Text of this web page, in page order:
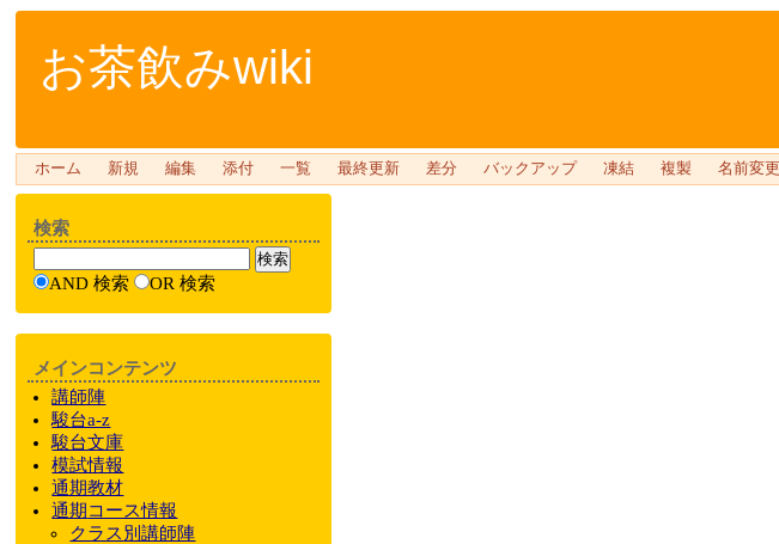
お茶飲みwiki
ホーム 新規 編集 添付 一覧 最終更新 差分 バックアップ 凍結 複製 名前変更
検索
AND 検索 OR 検索
メインコンテンツ
講師陣
駿台a-z
駿台文庫
模試情報
通期教材
通期 コース情報
クラス別講師陣